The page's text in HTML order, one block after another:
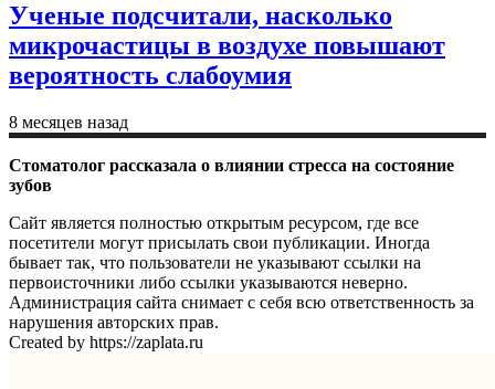
Ученые подсчитали, насколько
микрочастицы в воздухе повышают
вероятность слабоумия
8 месяцев назад
Стоматолог рассказала о влиянии стресса на состояние
зубов
Сайт является полностью открытым ресурсом, где все
посетители могут присылать свои публикации. Иногда
бывает так, что пользователи не указывают ссылки на
первоисточники либо ссылки указываются неверно.
Администрация сайта снимает с себя всю ответственность за
нарушения авторских прав.
Created by https://zaplata.ru